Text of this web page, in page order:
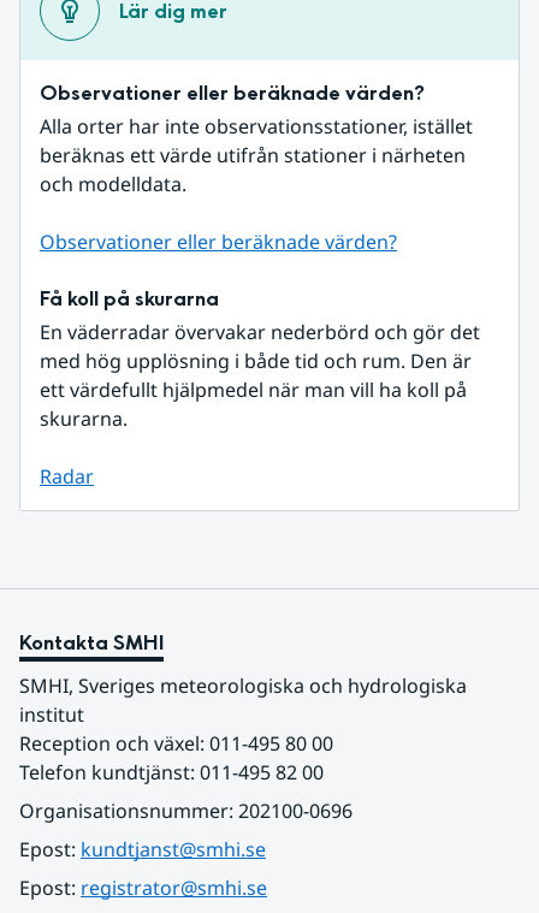
Lär dig mer
Observationer eller beräknade värden?
Alla orter har inte observationsstationer, istället
beräknas ett värde utifrån stationer i närheten
och modelldata.
Observationer eller beräknade värden?
Få koll på skurarna
En väderradar övervakar nederbörd och gör det
med hög upplösning i både tid och rum. Den är
ett värdefullt hjälpmedel när man vill ha koll på
skurarna.
Radar
Kontakta SMHI
SMHI, Sveriges meteorologiska och hydrologiska
institut
Reception och växel: 011-495 80 00
Telefon kundtjänst: 011-495 82 00
Organisationsnummer: 202100-0696
Epost: kundtjanst@smhi.se
Epost: registrator@smhi.se